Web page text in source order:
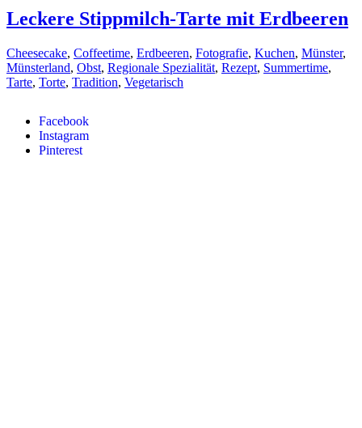
Facebook
Instagram
Pinterest
Leckere Stippmilch-Tarte mit Erdbeeren
Cheesecake, Coffeetime, Erdbeeren, Fotografie, Kuchen, Münster,
Münsterland, Obst, Regionale Spezialität, Rezept, Summertime,
Tarte, Torte, Tradition, Vegetarisch